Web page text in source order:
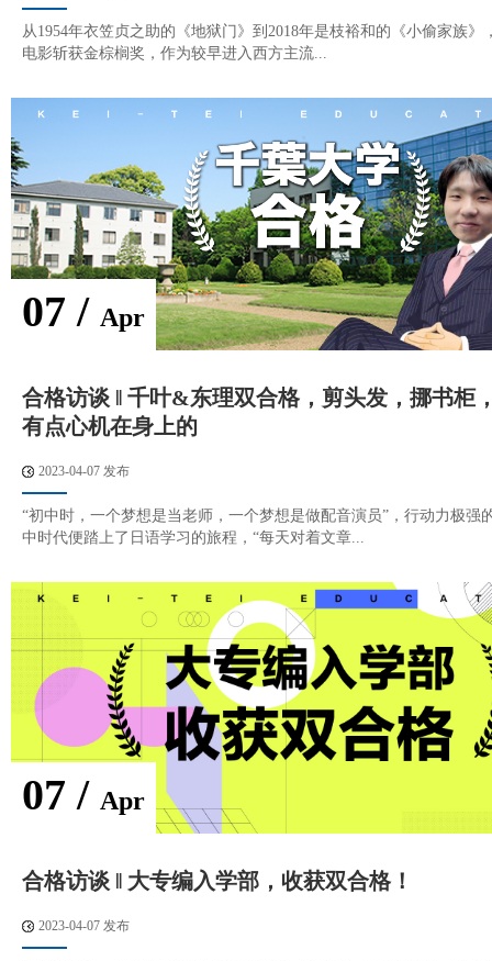
从1954年衣笠贞之助的《地狱门》到2018年是枝裕和的《小偷家族》
电影斩获金棕榈奖，作为较早进入西方主流...
07 / Apr
合格访谈 ‖ 千叶&东理双合格，剪头发，挪书柜
有点心机在身上的
2023-04-07 发布
“初中时，一个梦想是当老师，一个梦想是做配音演员”，行动力极强
中时代便踏上了日语学习的旅程，“每天对着文章...
07 / Apr
合格访谈 ‖ 大专编入学部，收获双合格！
2023-04-07 发布